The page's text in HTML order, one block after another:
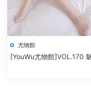
尤物館
[YouWu尤物館]VOL.170